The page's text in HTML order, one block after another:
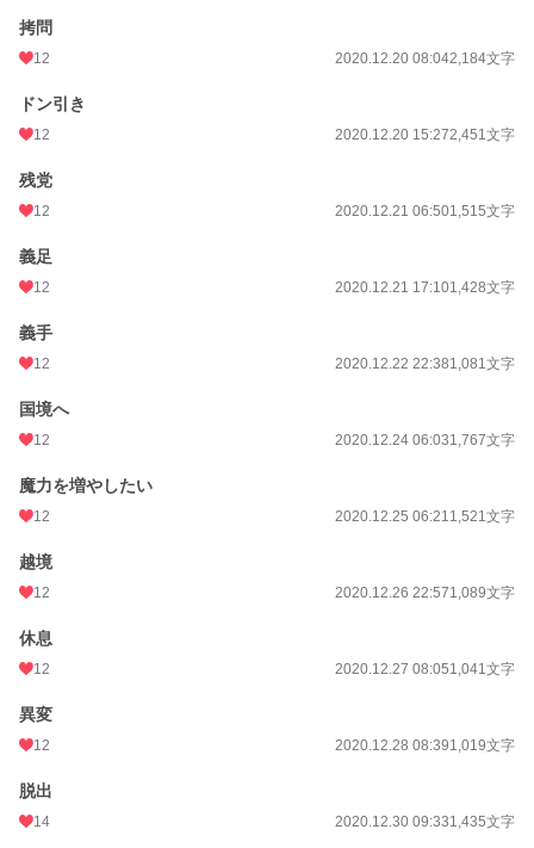
拷問
12 2020.12.20 08:042,184文字
ドン引き
12 2020.12.20 15:272,451文字
残党
12 2020.12.21 06:501,515文字
義足
12 2020.12.21 17:101,428文字
義手
12 2020.12.22 22:381,081文字
国境へ
12 2020.12.24 06:031,767文字
魔力を増やしたい
12 2020.12.25 06:211,521文字
越境
12 2020.12.26 22:571,089文字
休息
12 2020.12.27 08:051,041文字
異変
12 2020.12.28 08:391,019文字
脱出
14 2020.12.30 09:331,435文字